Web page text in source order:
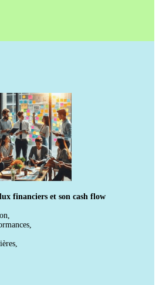
financiers et son cash flow